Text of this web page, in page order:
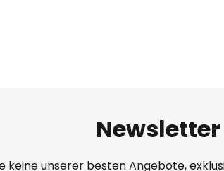
Newsletter
keine unserer besten Angebote,